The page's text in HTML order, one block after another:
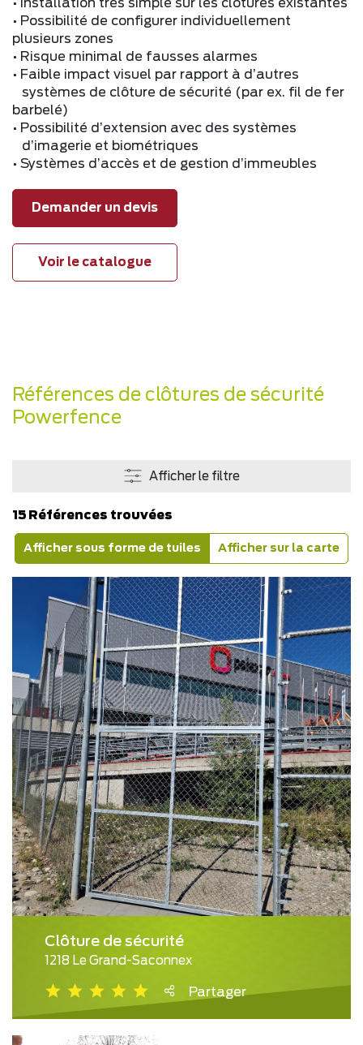
• Installation très simple sur les clôtures existantes
• Possibilité de configurer individuellement
plusieurs zones
• Risque minimal de fausses alarmes
• Faible impact visuel par rapport à d’autres
systèmes de clôture de sécurité (par ex. fil de fer
barbelé)
• Possibilité d’extension avec des systèmes
d’imagerie et biométriques
• Systèmes d’accès et de gestion d’immeubles
Demander un devis
Voir le catalogue
Références de clôtures de sécurité
Powerfence
Afficher le filtre
15 Références trouvées
Afficher sous forme de tuiles Afficher sur la carte
Clôture de sécurité
1218 Le Grand-Saconnex
Partager